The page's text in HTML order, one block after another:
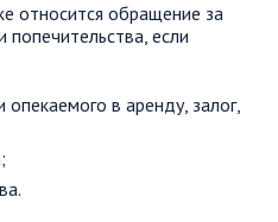
относится обращение за
попечительства, если
в аренду, залог,